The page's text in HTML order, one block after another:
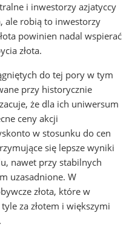
i inwestorzy azjatyccy
ale robią to inwestorzy
powinien nadal wspierać
złota.
do tej pory w tym
przy historycznie
że dla ich uniwersum
ceny akcji
w stosunku do cen
się lepsze wyniki
nawet przy stabilnych
uzasadnione. W
złota, które w
za złotem i większymi